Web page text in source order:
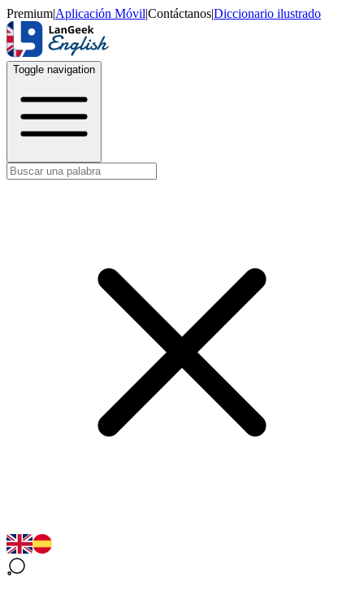
Premium|Aplicación Móvil|Contáctanos|Diccionario ilustrado
Toggle navigation